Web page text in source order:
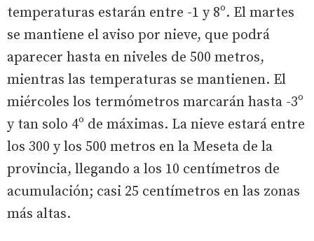
temperaturas estarán entre -1 y 8º. El martes
se mantiene el aviso por nieve, que podrá
aparecer hasta en niveles de 500 metros,
mientras las temperaturas se mantienen. El
miércoles los termómetros marcarán hasta -3º
y tan solo 4º de máximas. La nieve estará entre
los 300 y los 500 metros en la Meseta de la
provincia, llegando a los 10 centímetros de
acumulación; casi 25 centímetros en las zonas
más altas.